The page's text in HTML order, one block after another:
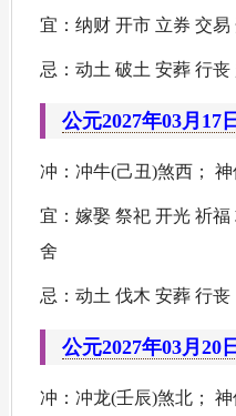
宜：纳财 开市 立券 交易
忌：动土 破土 安葬 行
公元2027年03月17
冲：冲牛(己丑)煞西；
宜：嫁娶 祭祀 开光 祈
舍
忌：动土 伐木 安葬 行丧
公元2027年03月20
冲：冲龙(壬辰)煞北；